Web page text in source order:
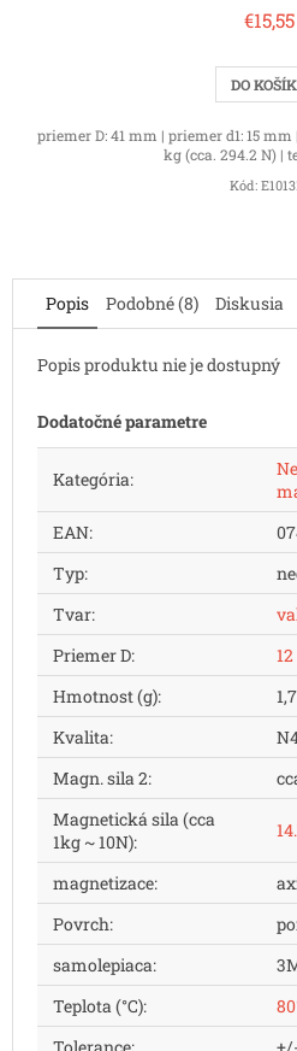
€15,55
DO
priemer D: 41 mm | priemer d1: 15
kg (cca. 294.2 N) |
Kód:
Popis Podobné (8) Diskusia
Popis produktu nie je dostupný
Dodatočné parametre
Kategória:
EAN:
Typ:
Tvar:
Priemer D:
Hmotnost (g):
Kvalita:
Magn. sila 2:
Magnetická sila (cca
1kg ~ 10N):
magnetizace:
Povrch:
samolepiaca:
Teplota (°C):